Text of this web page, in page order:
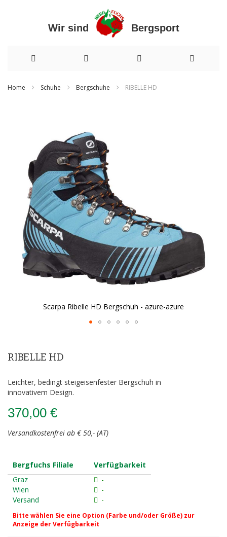
Wir sind Bergsport
Home Schuhe Bergschuhe RIBELLE HD
Scarpa Ribelle HD Bergschuh - azure-azure
der
RIBELLE HD
Leichter, bedingt steigeisenfester Bergschuh in
innovativem Design.
370,00 €
Versandkostenfrei ab € 50,- (AT)
Bergfuchs Filiale
Verfügbarkeit
Graz
-
Wien
-
Versand
-
Bitte wählen Sie eine Option (Farbe und/oder Größe) zur
Anzeige der Verfügbarkeit